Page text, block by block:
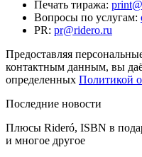
Печать тиража:
Вопросы по услугам:
PR: pr@ridero.ru
Предоставляя
контактным данным, вы
определенных Политикой
Последние новости
Плюсы Rideró, ISBN в
и многое другое